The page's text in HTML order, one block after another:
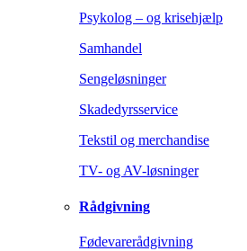
Psykolog – og krisehjælp
Samhandel
Sengeløsninger
Skadedyrsservice
Tekstil og merchandise
TV- og AV-løsninger
Rådgivning
Fødevarerådgivning